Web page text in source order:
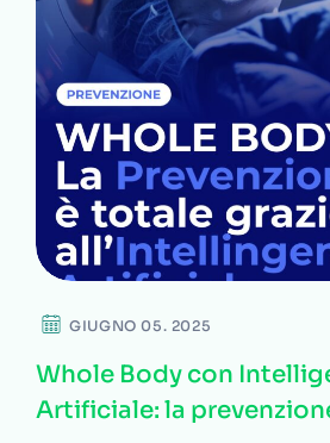
GIUGNO 05. 2025
Whole Body con
Artificiale: la